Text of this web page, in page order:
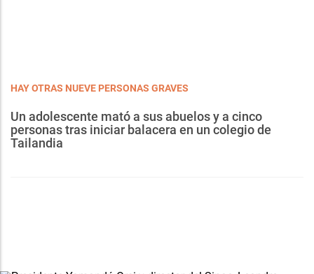
HAY OTRAS NUEVE PERSONAS GRAVES
Un adolescente mató a sus abuelos y a cinco
personas tras iniciar balacera en un colegio de
Tailandia